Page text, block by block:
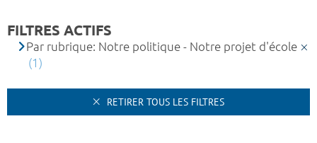
FILTRES ACTIFS
Par rubrique: Notre politique - Notre projet d'école
(1)
RETIRER TOUS LES FILTRES